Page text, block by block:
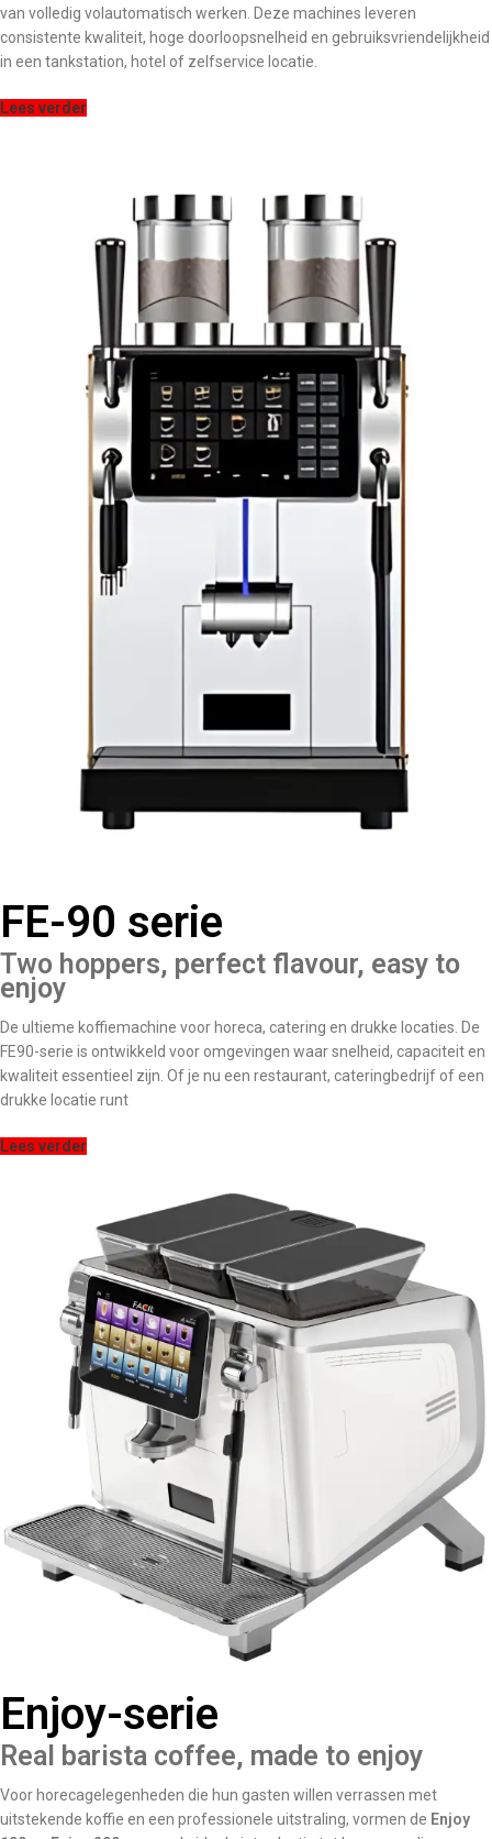
van volledig volautomatisch werken. Deze machines leveren
consistente kwaliteit, hoge doorloopsnelheid en gebruiksvriendelijkheid
in een tankstation, hotel of zelfservice locatie.
Lees verder
FE-90 serie
Two hoppers, perfect flavour, easy to
enjoy
De ultieme koffiemachine voor horeca, catering en drukke locaties. De
FE90-serie is ontwikkeld voor omgevingen waar snelheid, capaciteit en
kwaliteit essentieel zijn. Of je nu een restaurant, cateringbedrijf of een
drukke locatie runt
Lees verder
Enjoy-serie
Real barista coffee, made to enjoy
Voor horecagelegenheden die hun gasten willen verrassen met
uitstekende koffie en een professionele uitstraling, vormen de Enjoy